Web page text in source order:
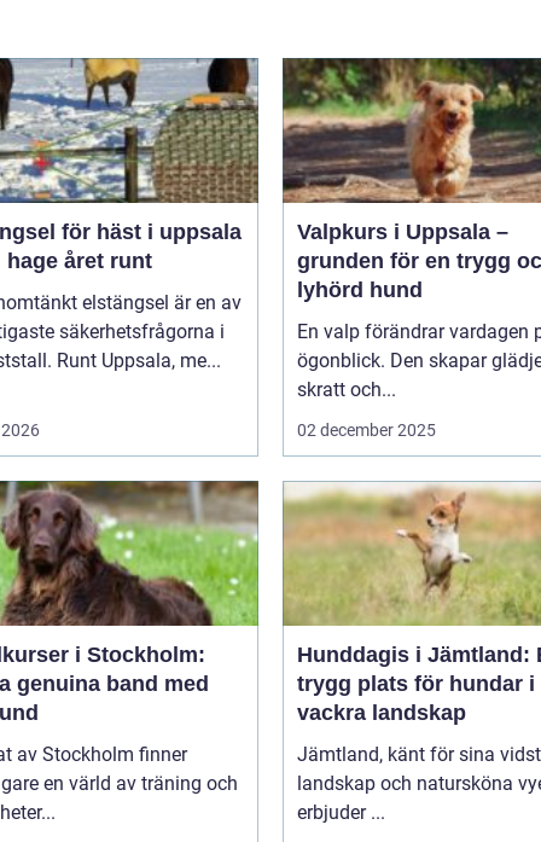
för häst i uppsala
hage året runt
elstängsel är en av
säkerhetsfrågorna i
Runt Uppsala, me...
Valpkurs i Uppsala –
grunden för en trygg
lyhörd hund
En valp förändrar vardagen
ögonblick. Den skapar
skratt och...
02 december 2025
i Stockholm:
genuina band med
av Stockholm finner
en värld av träning och
Hunddagis i Jämtland:
trygg plats för hundar i
vackra landskap
Jämtland, känt för sina
landskap och natursköna
erbjuder ...